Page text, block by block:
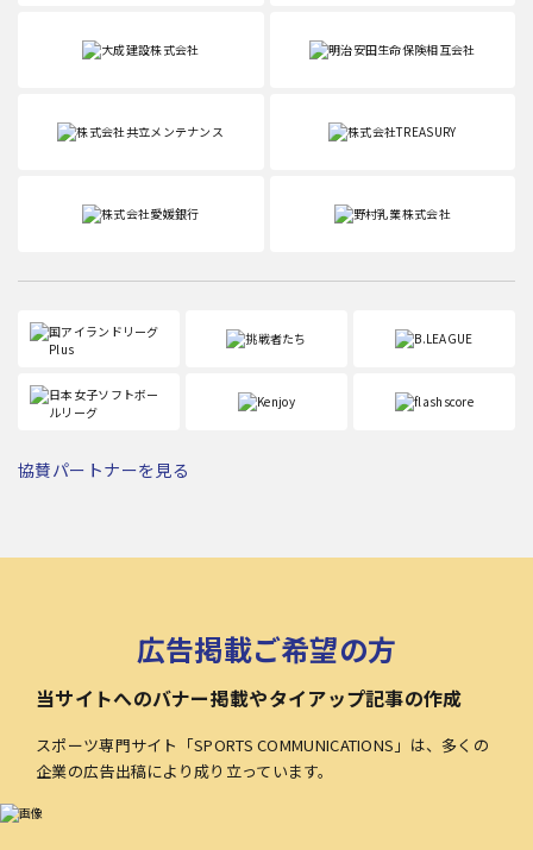
協賛パートナーを見る
広告掲載ご希望の方
当サイトへのバナー掲載やタイアップ記事の作成
スポーツ専門サイト「SPORTS COMMUNICATIONS」は、多くの
企業の広告出稿により成り立っています。